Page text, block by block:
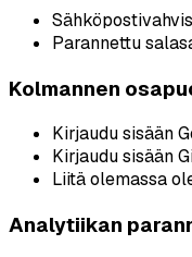
Parannettu
Kolmannen
Kirjaudu sisään
Kirjaudu sisään
Liitä olemassa
Analytiikan